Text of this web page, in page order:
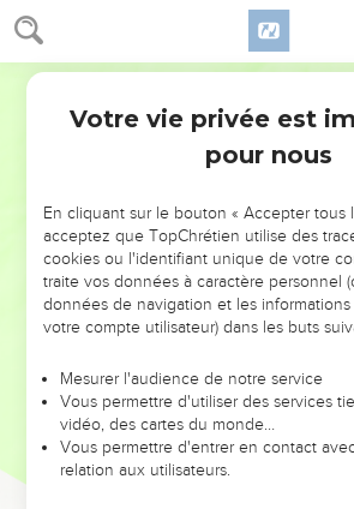
Nombres Introduction
végétation était autrefois plus dense
repart ainsi vers le sud et suit un
difficile à jalonner, plus de la moitié des
n’ayant pu être identifiés ; celui-ci est
plaines de Moab, à l’est de la mer
de la conquête de Canaan.
L’auteur n’omet pas de raconter les
souvent tragiques, qui ont caractérisé le
désert : jalousie de Miryam et d’Aaron
Aaron (ch.16 à 18), murmures (ch. 20),
(ch. 25). Le Nouveau Testament nous
laisser instruire par ces événements : «
servent d’exemples pour nous avertir
Votre vie privée est
pour nous
En cliquant sur le bouton « Accepter tous
acceptez que TopChrétien utilise des
cookies ou l'identifiant unique de votre
traite vos données à caractère personnel
données de navigation et les
votre compte utilisateur) dans les buts
Mesurer l'audience de notre service
Vous permettre d'utiliser des services
vidéo, des cartes du monde…
Vous permettre d'entrer en contact
relation aux utilisateurs.